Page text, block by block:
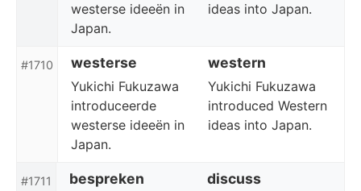
westerse ideeën in
Japan.
ideas into Japan.
#1710 westerse western
Yukichi Fukuzawa
introduceerde
westerse ideeën in
Japan.
Yukichi Fukuzawa
introduced Western
ideas into Japan.
#1711 bespreken discuss